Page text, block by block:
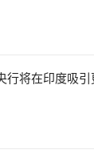
行将在印度吸